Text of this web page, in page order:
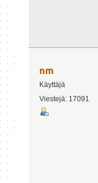
nm
Käyttäjä
Viestejä: 17091